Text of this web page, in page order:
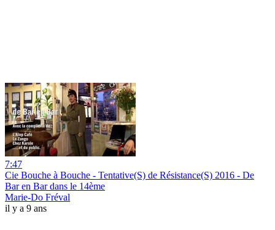
7:47
Cie Bouche à Bouche - Tentative(S) de Résistance(S) 2016 - De
Bar en Bar dans le 14ème
Marie-Do Fréval
il y a 9 ans